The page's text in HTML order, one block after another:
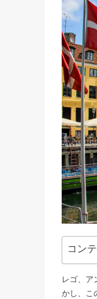
コン
レゴ、ア
かし、こ